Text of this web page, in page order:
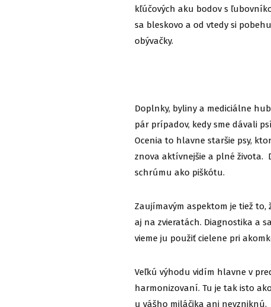
kľúčových aku bodov s
sa bleskovo a od vtedy si
obývačky.
Doplnky, byliny a mediciálne
pár prípadov, kedy sme dávali
Ocenia to hlavne staršie psy,
znova aktívnejšie a plné života.
schrúmu ako piškótu.
Zaujímavým aspektom je tiež
aj na zvieratách. Diagnostika a
vieme ju použiť cielene pri
Veľkú výhodu vidím hlavne v
harmonizovaní. Tu je tak isto
u vášho miláčika ani nevzniknú.